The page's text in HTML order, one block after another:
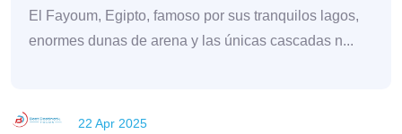
El Fayoum, Egipto, famoso por sus tranquilos lagos,
enormes dunas de arena y las únicas cascadas n...
22 Apr 2025